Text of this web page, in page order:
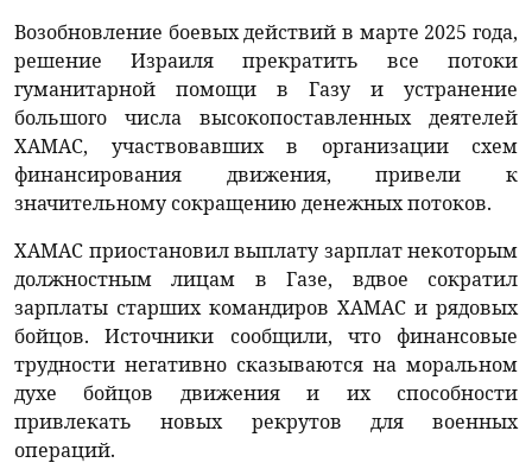
Возобновление боевых действий в марте 2025 года,
решение Израиля прекратить все потоки
гуманитарной помощи в Газу и устранение
большого числа высокопоставленных деятелей
ХАМАС, участвовавших в организации схем
финансирования движения, привели к
значительному сокращению денежных потоков.
ХАМАС приостановил выплату зарплат некоторым
должностным лицам в Газе, вдвое сократил
зарплаты старших командиров ХАМАС и рядовых
бойцов. Источники сообщили, что финансовые
трудности негативно сказываются на моральном
духе бойцов движения и их способности
привлекать новых рекрутов для военных
операций.